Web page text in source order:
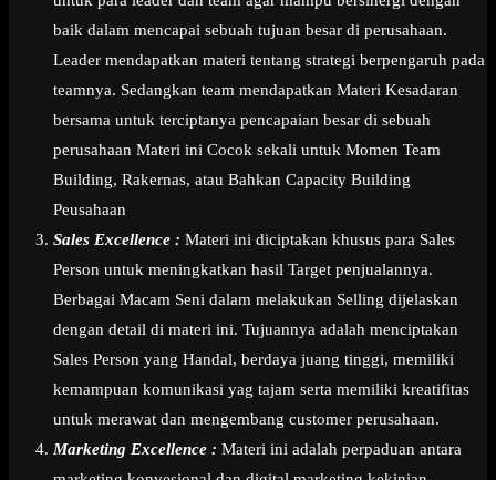
baik dalam mencapai sebuah tujuan besar di perusahaan.
Leader mendapatkan materi tentang strategi berpengaruh pada
teamnya. Sedangkan team mendapatkan Materi Kesadaran
bersama untuk terciptanya pencapaian besar di sebuah
perusahaan Materi ini Cocok sekali untuk Momen Team
Building, Rakernas, atau Bahkan Capacity Building
Peusahaan
Sales Excellence : Materi ini diciptakan khusus para Sales
Person untuk meningkatkan hasil Target penjualannya.
Berbagai Macam Seni dalam melakukan Selling dijelaskan
dengan detail di materi ini. Tujuannya adalah menciptakan
Sales Person yang Handal, berdaya juang tinggi, memiliki
kemampuan komunikasi yag tajam serta memiliki kreatifitas
untuk merawat dan mengembang customer perusahaan.
Marketing Excellence : Materi ini adalah perpaduan antara